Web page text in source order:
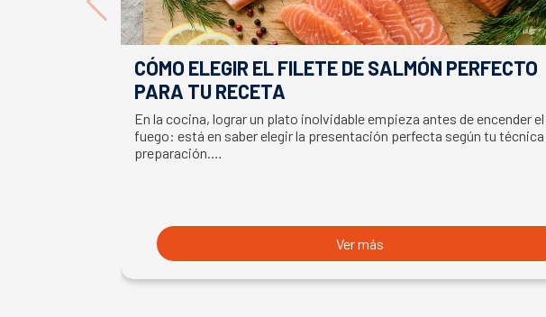
CÓMO ELEGIR EL FILETE DE SALMÓN PERFECTO
PARA TU RECETA
En la cocina, lograr un plato inolvidable empieza antes de encender el
fuego: está en saber elegir la presentación perfecta según tu técnica
preparación.…
Ver más